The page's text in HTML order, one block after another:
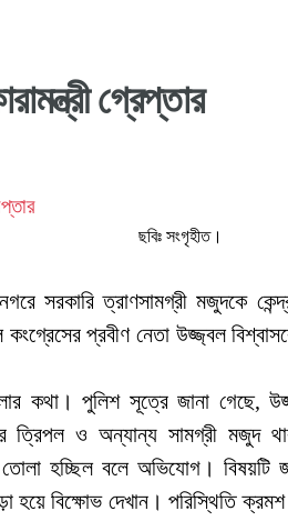
গ্রেপ্তার
ছবিঃ সংগৃহীত।
সরকারি ত্রাণসামগ্রী মজুদকে
কংগ্রেসের প্রবীণ নেতা উজ্জ্বল
কথা। পুলিশ সূত্রে জানা গেছে,
ত্রিপল ও অন্যান্য সামগ্রী মজুদ
হচ্ছিল বলে অভিযোগ। বিষয়টি
জড়ো হয়ে বিক্ষোভ দেখান। পরিস্থিতি